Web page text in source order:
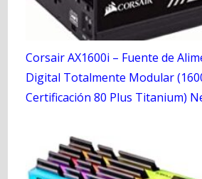
Corsair AX1600i – Fuente de
Digital Totalmente Modular
Certificación 80 Plus Titanium)